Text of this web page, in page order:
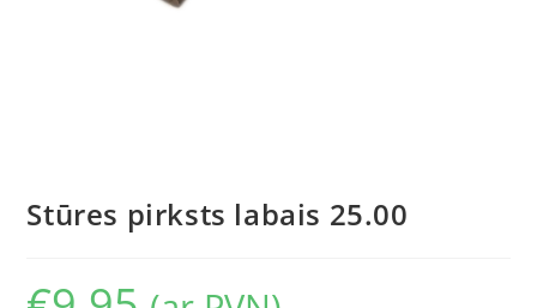
Stūres pirksts labais 25.00